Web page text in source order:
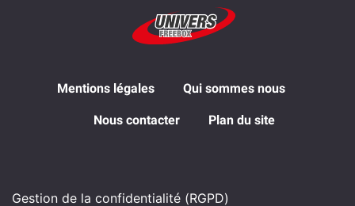
Mentions légales Qui sommes nous
Nous contacter Plan du site
Gestion de la confidentialité (RGPD)